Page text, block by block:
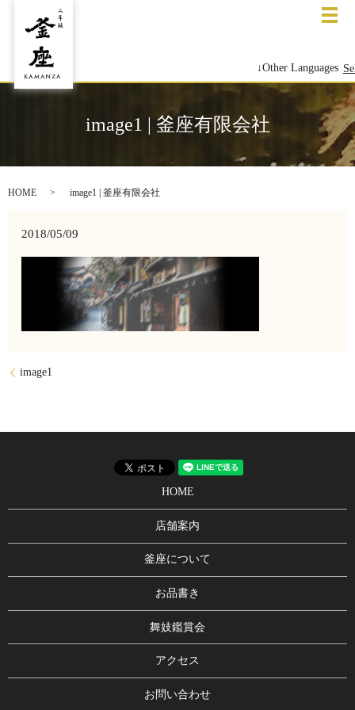
↓Other Languages
メ
image1 | 釜座有限会社
HOME image1 | 釜座有限会社
2018/05/09
image1
HOME
店舗案内
釜座について
お品書き
舞妓鑑賞会
アクセス
お問い合わせ